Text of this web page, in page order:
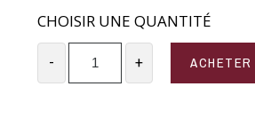
CHOISIR UNE QUANTITÉ
- + ACHETER